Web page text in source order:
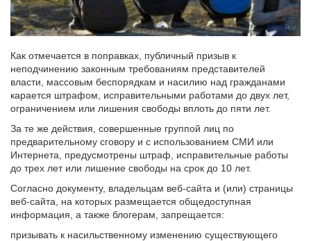
Как отмечается в поправках, публичный призыв к
неподчинению законным требованиям представителей
власти, массовым беспорядкам и насилию над гражданами
карается штрафом, исправительными работами до двух лет,
ограничением или лишения свободы вплоть до пяти лет.
За те же действия, совершенные группой лиц по
предварительному сговору и с использованием СМИ или
Интернета, предусмотрены штраф, исправительные работы
до трех лет или лишение свободы на срок до 10 лет.
Согласно документу, владельцам веб-сайта и (или) страницы
веб-сайта, на которых размещается общедоступная
информация, а также блогерам, запрещается:
призывать к насильственному изменению существующего